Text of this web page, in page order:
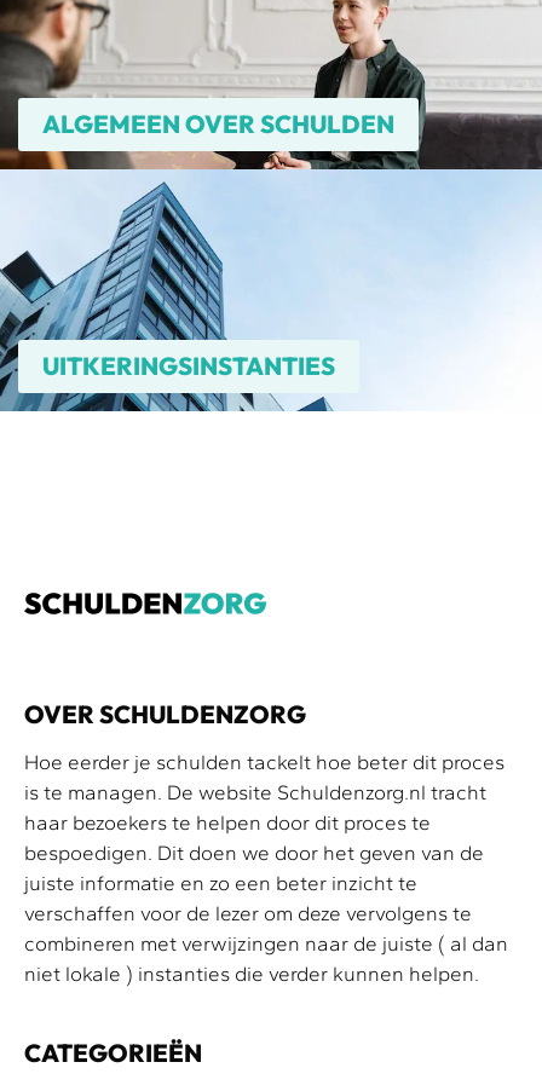
ALGEMEEN OVER SCHULDEN
UITKERINGSINSTANTIES
OVER SCHULDENZORG
Hoe eerder je schulden tackelt hoe beter dit proces
is te managen. De website Schuldenzorg.nl tracht
haar bezoekers te helpen door dit proces te
bespoedigen. Dit doen we door het geven van de
juiste informatie en zo een beter inzicht te
verschaffen voor de lezer om deze vervolgens te
combineren met verwijzingen naar de juiste ( al dan
niet lokale ) instanties die verder kunnen helpen.
CATEGORIEËN